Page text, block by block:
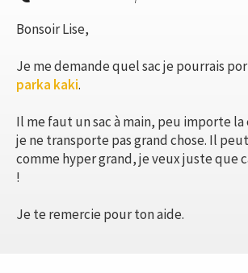
Bonsoir Lise,
Je me demande quel sac je pourrais
parka kaki.
Il me faut un sac à main, peu importe
je ne transporte pas grand chose. Il
comme hyper grand, je veux juste que
!
Je te remercie pour ton aide.